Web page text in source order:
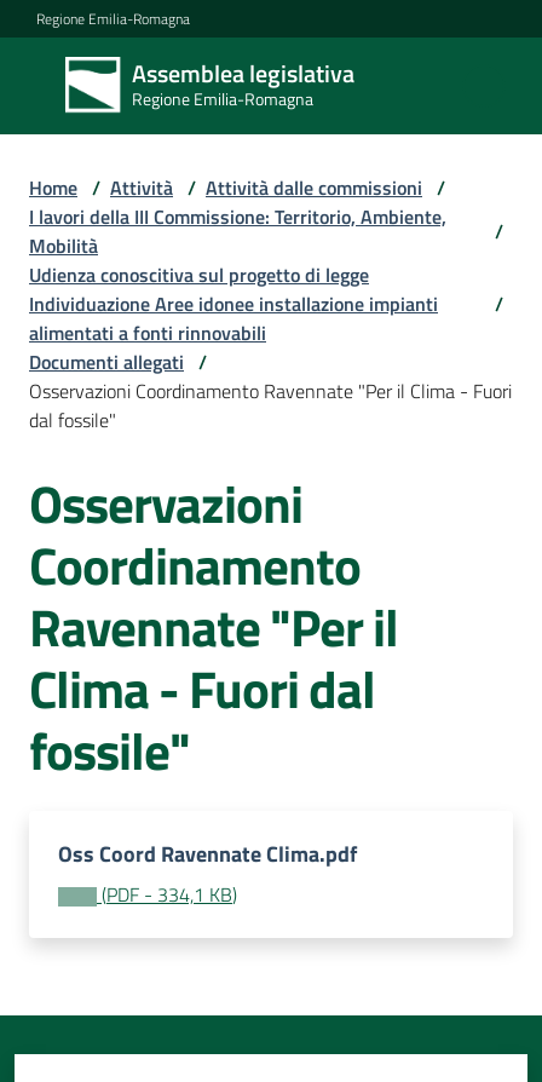
Vai al contenuto
Vai alla navigazione
Vai al footer
Regione Emilia-Romagna
Assemblea legislativa
Regione Emilia-Romagna
Assemblea
legislativa
Regione Emilia-
Assemblea
Attività
Per
i
media
Per
i
cittadini
Home / Attività / Attività dalle commissioni /
I lavori della III Commissione: Territorio, Ambiente,
Mobilità
/
Udienza conoscitiva sul progetto di legge
Individuazione Aree idonee installazione impianti
alimentati a fonti rinnovabili
/
Documenti allegati /
Osservazioni Coordinamento Ravennate "Per il Clima - Fuori
dal fossile"
Osservazioni
Coordinamento
Ravennate "Per il
Clima - Fuori dal
fossile"
Oss Coord Ravennate Clima.pdf
(PDF - 334,1 KB)